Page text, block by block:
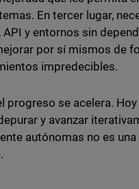
En tercer lugar,
y entornos sin
por sí mismos de
impredecibles.
progreso se acelera.
y avanzar
autónomas no es una